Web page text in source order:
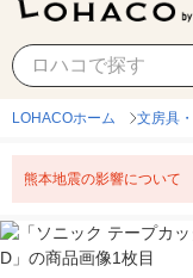
LOHACOホーム 文房具
熊本地震の影響について